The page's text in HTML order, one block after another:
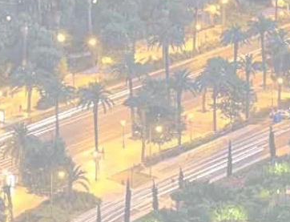
Nuestra
CONLAVENIA nace por
profesional del derecho
necesidad de cubrir con
se plantean a la sociedad
Siendo imposible abarcar
sola persona,
experiencia y dedicación
equipo diverso y